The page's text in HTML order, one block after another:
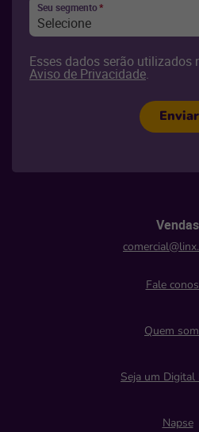
Seu segmento*
Selecione
Esses dados serão utilizados
Aviso de Privacidade.
Enviar
Vendas
Fale
Quem
Seja um Digital
Napse